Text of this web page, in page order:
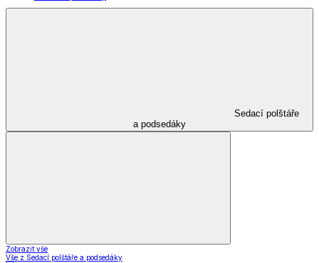
Sedací polštáře
a podsedáky
Zobrazit vše
Vše z Sedací polštáře a podsedáky